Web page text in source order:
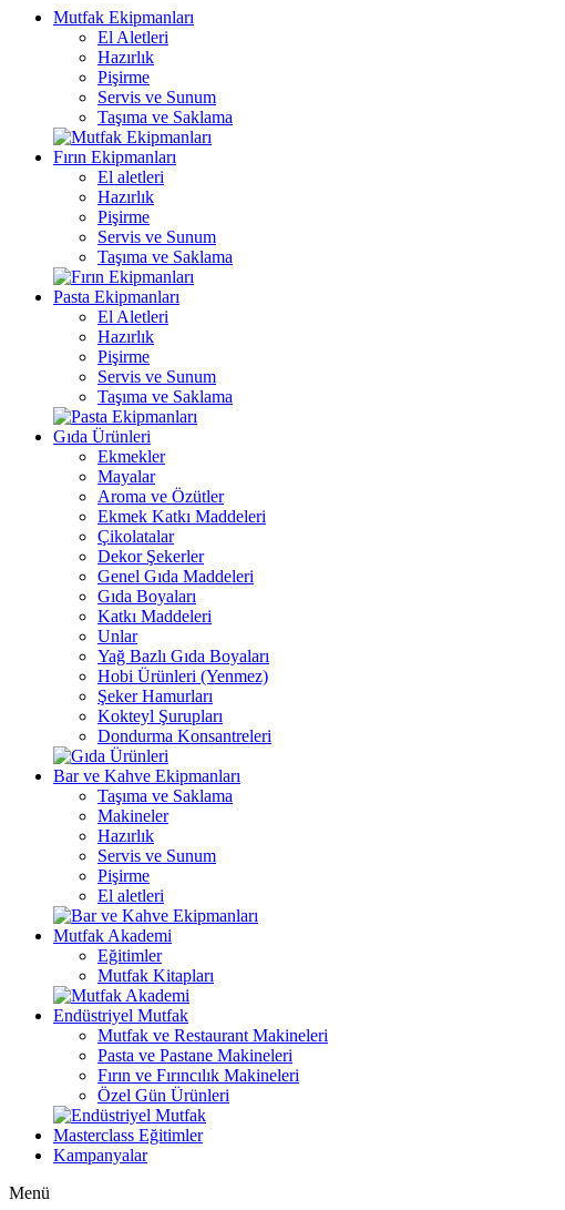
Mutfak Ekipmanları
El Aletleri
Hazırlık
Pişirme
Servis ve Sunum
Taşıma ve Saklama
Fırın Ekipmanları
El aletleri
Hazırlık
Pişirme
Servis ve Sunum
Taşıma ve Saklama
Pasta Ekipmanları
El Aletleri
Hazırlık
Pişirme
Servis ve Sunum
Taşıma ve Saklama
Gıda Ürünleri
Ekmekler
Mayalar
Aroma ve Özütler
Ekmek Katkı Maddeleri
Çikolatalar
Dekor Şekerler
Genel Gıda Maddeleri
Gıda Boyaları
Katkı Maddeleri
Unlar
Yağ Bazlı Gıda Boyaları
Hobi Ürünleri (Yenmez)
Şeker Hamurları
Kokteyl Şurupları
Dondurma Konsantreleri
Bar ve Kahve Ekipmanları
Taşıma ve Saklama
Makineler
Hazırlık
Servis ve Sunum
Pişirme
El aletleri
Mutfak Akademi
Eğitimler
Mutfak Kitapları
Endüstriyel Mutfak
Mutfak ve Restaurant Makineleri
Pasta ve Pastane Makineleri
Fırın ve Fırıncılık Makineleri
Özel Gün Ürünleri
Masterclass Eğitimler
Kampanyalar
Menü